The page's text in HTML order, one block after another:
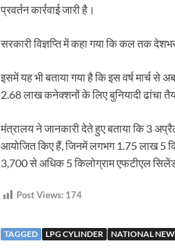
प्रवर्तन कार्रवाई जारी है।
सरकारी विज्ञप्ति में कहा गया कि कल तक
इसमें यह भी बताया गया है कि इस वर्ष मार्च
2.68 लाख कनेक्शनों के लिए बुनियादी ढांचा
मंत्रालय ने जानकारी देते हुए बताया कि 3
आयोजित किए हैं, जिनमें लगभग 1.75 लाख 5
3,700 से अधिक 5 किलोग्राम एफटीएल
Post Views: 174
TAGGED LPG CYLINDER NATIONAL